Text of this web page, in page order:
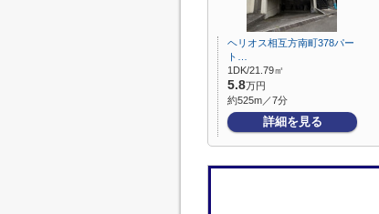
ヘリオス相互方南町378パー
ト…
1DK/21.79㎡
5.8万円
約525m／7分
詳細を見る